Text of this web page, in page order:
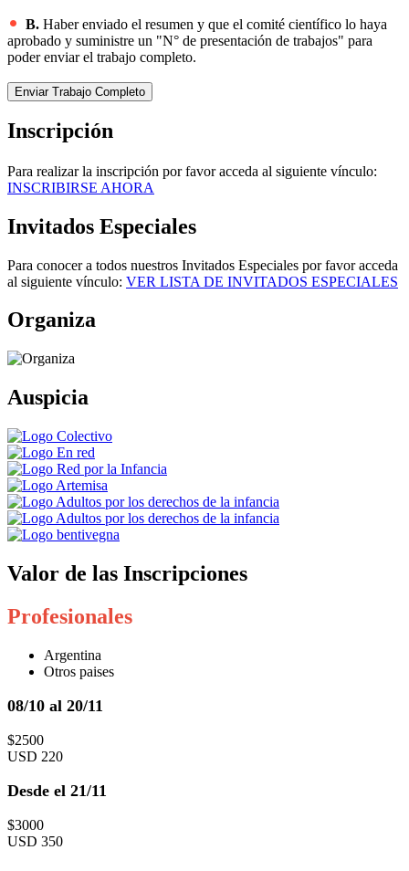
B. Haber enviado el resumen y que el comité científico lo haya
aprobado y suministre un "N° de presentación de trabajos" para
poder enviar el trabajo completo.
Inscripción
Para realizar la inscripción por favor acceda al siguiente vínculo:
INSCRIBIRSE AHORA
Invitados Especiales
Para conocer a todos nuestros Invitados Especiales por favor acceda
al siguiente vínculo: VER LISTA DE INVITADOS ESPECIALES
Organiza
Auspicia
Valor de las Inscripciones
Profesionales
Argentina
Otros paises
08/10 al 20/11
$2500
USD 220
Desde el 21/11
$3000
USD 350